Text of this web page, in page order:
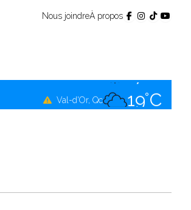
Nous joindreÀ propos
Val-d'Or, Qc 19°C